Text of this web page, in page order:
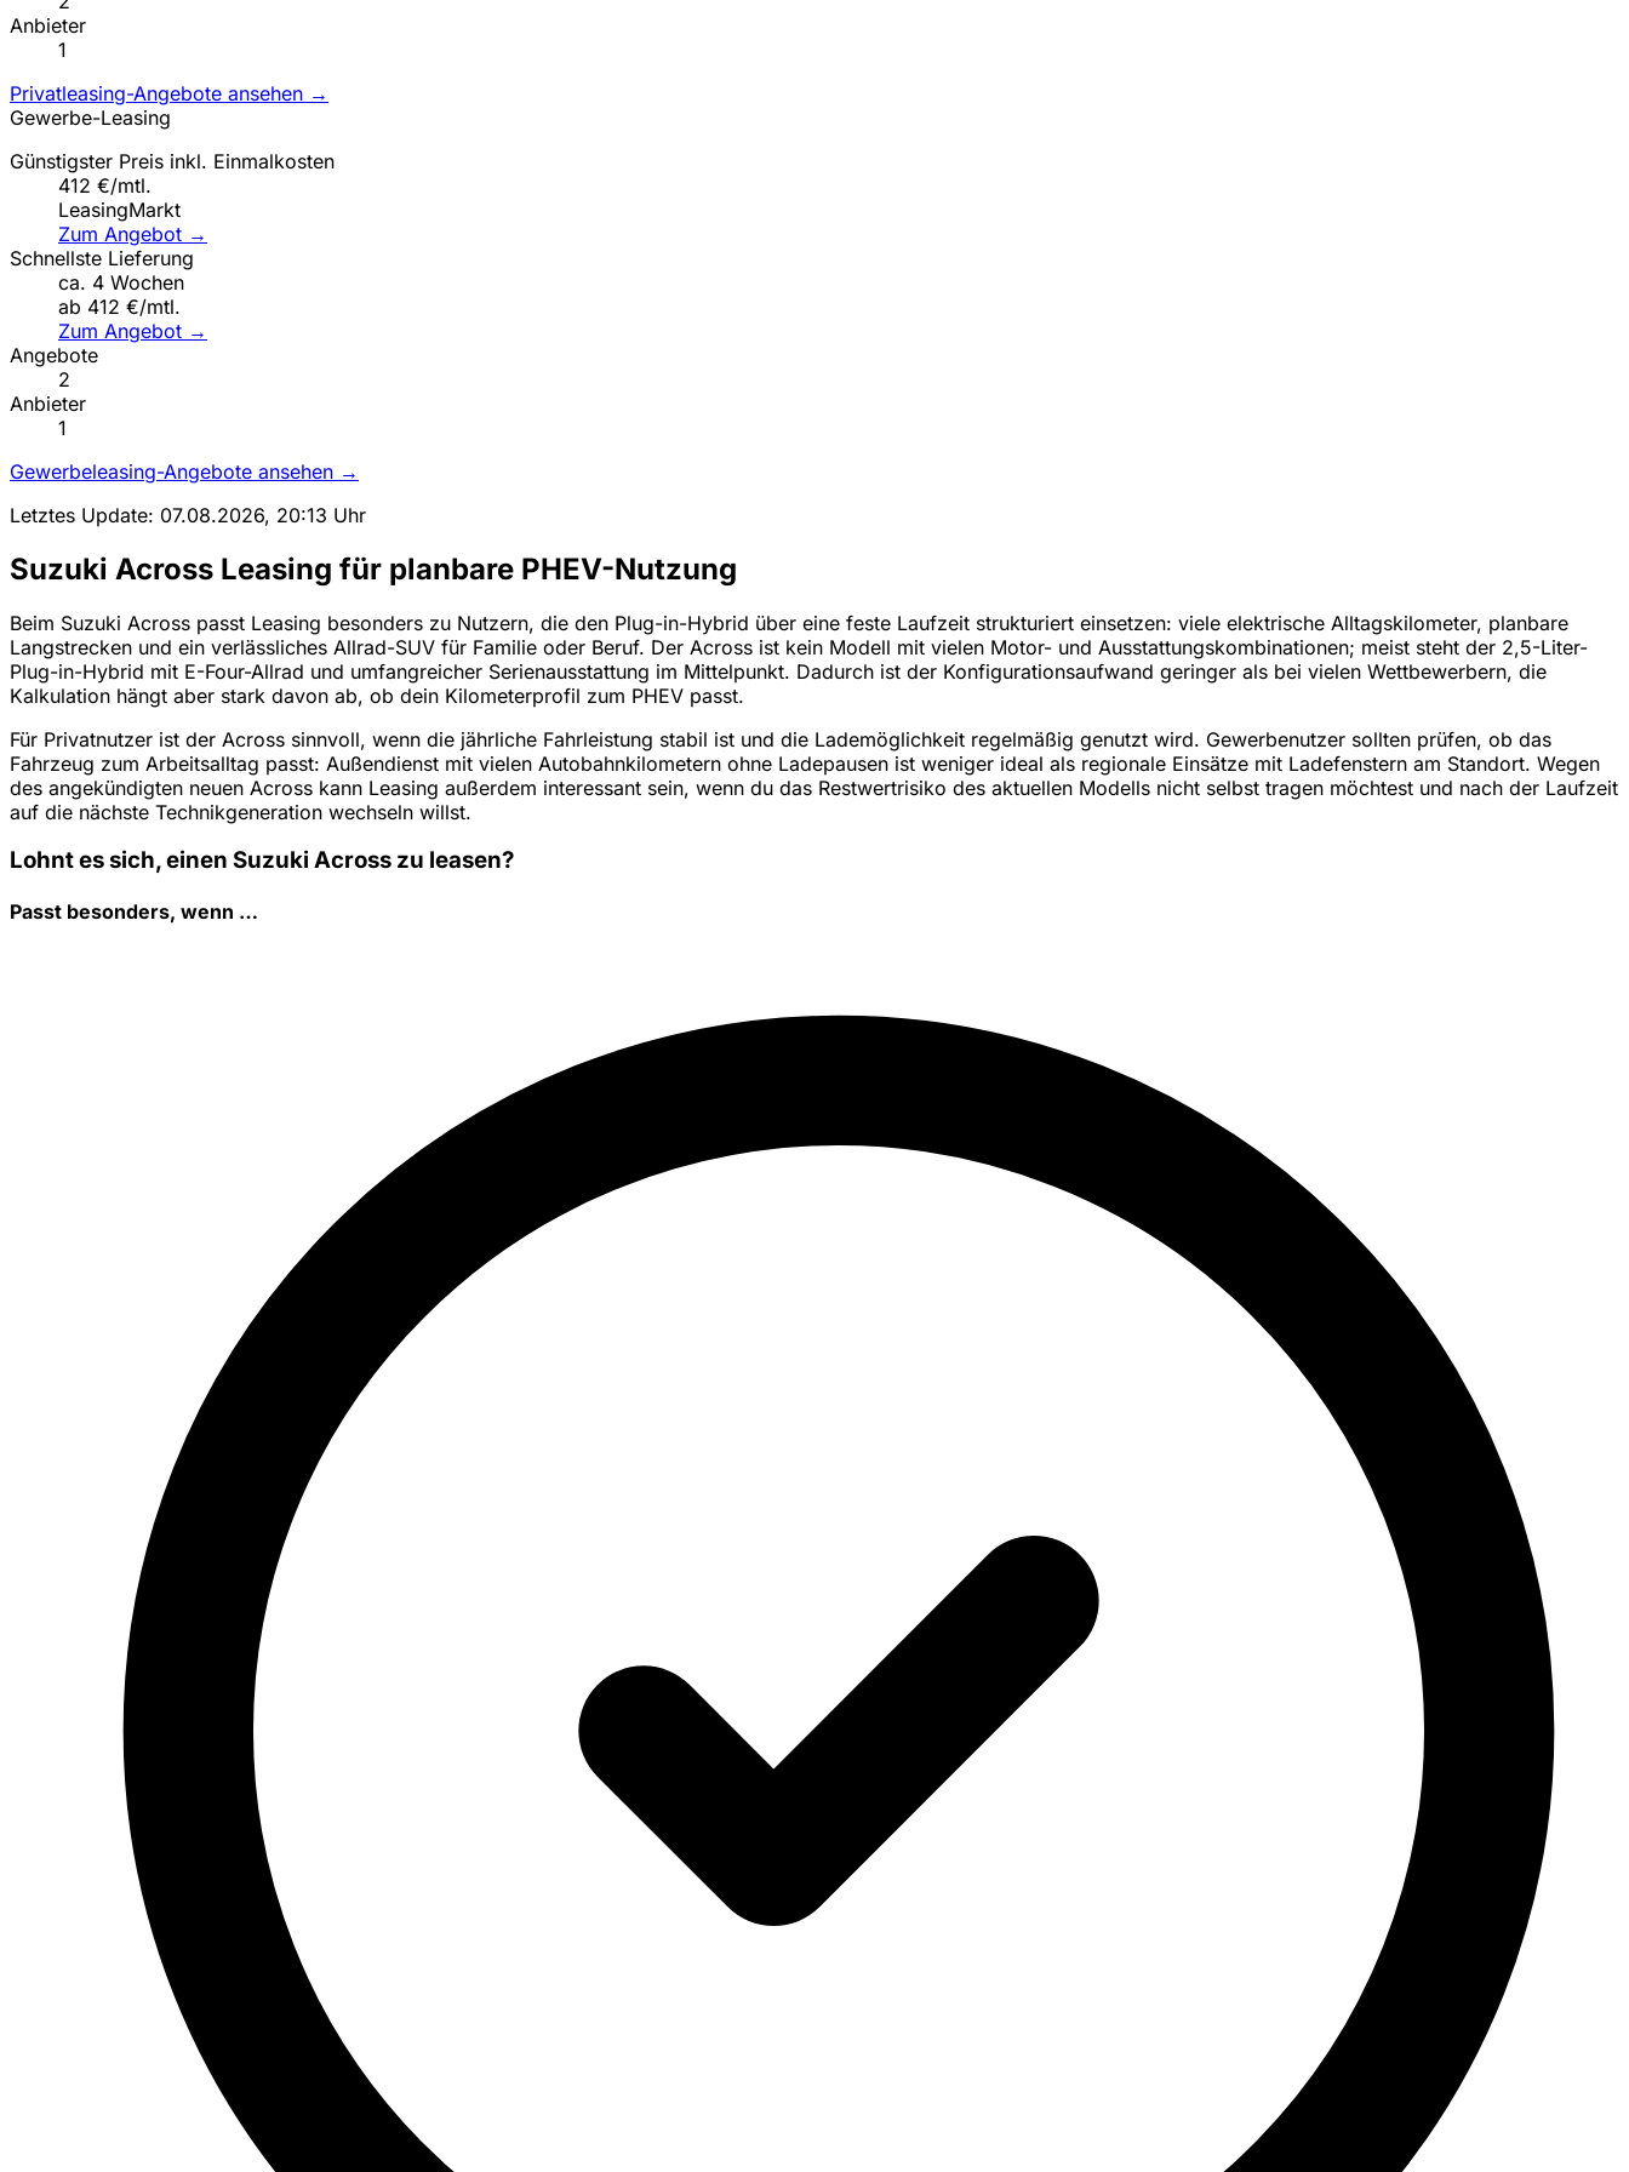
Anbieter
1
Privatleasing-Angebote ansehen →
Gewerbe-Leasing
Günstigster Preis inkl. Einmalkosten
412 €/mtl.
LeasingMarkt
Zum Angebot →
Schnellste Lieferung
ca. 4 Wochen
ab 412 €/mtl.
Zum Angebot →
Angebote
2
Anbieter
1
Gewerbeleasing-Angebote ansehen →
Letztes Update: 07.08.2026, 20:13 Uhr
Suzuki Across Leasing für planbare PHEV-Nutzung
Beim Suzuki Across passt Leasing besonders zu Nutzern, die den Plug-in-Hybrid über eine feste Laufzeit strukturiert einsetzen: viele elektrische Alltagskilometer, planbare
Langstrecken und ein verlässliches Allrad-SUV für Familie oder Beruf. Der Across ist kein Modell mit vielen Motor- und Ausstattungskombinationen; meist steht der 2,5-Liter-
Plug-in-Hybrid mit E-Four-Allrad und umfangreicher Serienausstattung im Mittelpunkt. Dadurch ist der Konfigurationsaufwand geringer als bei vielen Wettbewerbern, die
Kalkulation hängt aber stark davon ab, ob dein Kilometerprofil zum PHEV passt.
Für Privatnutzer ist der Across sinnvoll, wenn die jährliche Fahrleistung stabil ist und die Lademöglichkeit regelmäßig genutzt wird. Gewerbenutzer sollten prüfen, ob das
Fahrzeug zum Arbeitsalltag passt: Außendienst mit vielen Autobahnkilometern ohne Ladepausen ist weniger ideal als regionale Einsätze mit Ladefenstern am Standort. Wegen
des angekündigten neuen Across kann Leasing außerdem interessant sein, wenn du das Restwertrisiko des aktuellen Modells nicht selbst tragen möchtest und nach der Laufzeit
auf die nächste Technikgeneration wechseln willst.
Lohnt es sich, einen Suzuki Across zu leasen?
Passt besonders, wenn …